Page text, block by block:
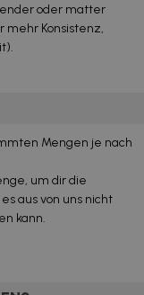
oder matter
mehr Konsistenz,
Mengen je nach
um dir die
aus von uns nicht
kann.